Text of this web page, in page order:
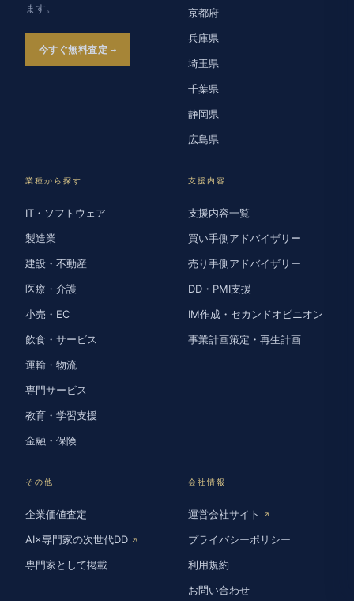
ます。
今すぐ無料査定
京都府
兵庫県
埼玉県
千葉県
静岡県
広島県
業種から探す
IT・ソフトウェア
製造業
建設・不動産
医療・介護
小売・EC
飲食・サービス
運輸・物流
専門サービス
教育・学習支援
金融・保険
支援内容
支援内容一覧
買い手側アドバイザリー
売り手側アドバイザリー
DD・PMI支援
IM作成・セカンドオピニオン
事業計画策定・再生計画
その他
企業価値査定
AI×専門家の次世代DD ↗
専門家として掲載
会社情報
運営会社サイト ↗
プライバシーポリシー
利用規約
お問い合わせ